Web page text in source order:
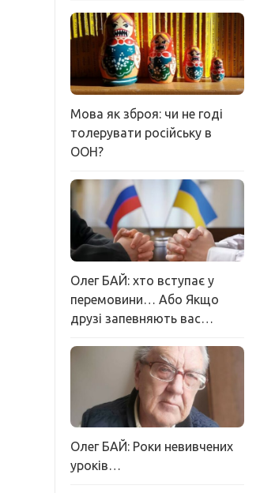
Мова як зброя: чи не годі
толерувати російську в
ООН?
Олег БАЙ: хто вступає у
перемовини… Або Якщо
друзі запевняють вас…
Олег БАЙ: Роки невивчених
уроків…